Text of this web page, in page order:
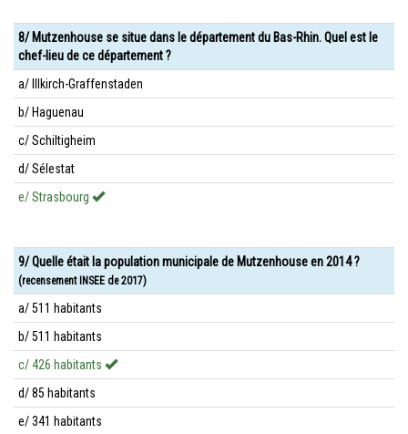
8/ Mutzenhouse se situe dans le département du Bas-Rhin. Quel est le
chef-lieu de ce département ?
a/ Illkirch-Graffenstaden
b/ Haguenau
c/ Schiltigheim
d/ Sélestat
e/ Strasbourg
9/ Quelle était la population municipale de Mutzenhouse en 2014 ?
(recensement INSEE de 2017)
a/ 511 habitants
b/ 511 habitants
c/ 426 habitants
d/ 85 habitants
e/ 341 habitants